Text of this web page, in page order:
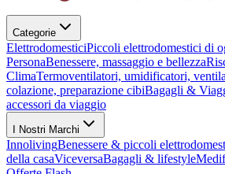
Categorie
ElettrodomesticiPiccoli elettrodomestici di
PersonaBenessere, massaggio e bellezza
ClimaTermoventilatori, umidificatori,
colazione, preparazione cibiBagagli &
accessori da viaggio
I Nostri Marchi
InnolivingBenessere & piccoli
della casaViceversaBagagli & lifestyle